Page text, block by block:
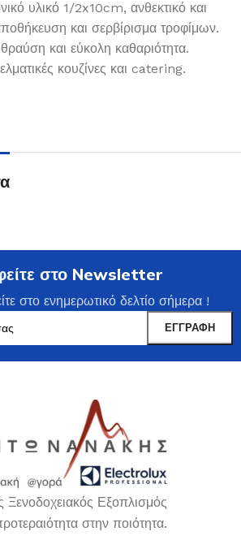
υλικό 1/2x10cm, ανθεκτικό και
και σερβίρισμα τροφίμων.
και εύκολη καθαριότητα.
κουζίνες και catering.
στο Newsletter
στο ενημερωτικό δελτίο σήμερα !
Ξενοδοχειακός Εξοπλισμός
στην ποιότητα.